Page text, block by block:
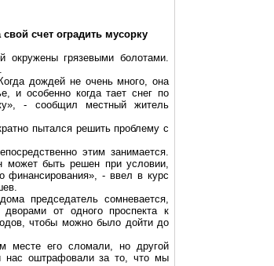
счет оградитьмусорку
окружены грязевыми болотами.
.
дождей не очень много, она
и особенно когда тает снег по
- сообщил местный житель
пытался решить проблему с
этим занимается.
может быть решен при условии,
финансирования», - ввел в курс
.
председатель сомневается,
от одного проспекта к
чтобы можно было дойти до
месте его сломали, но другой
нас оштрафовали за то, что мы